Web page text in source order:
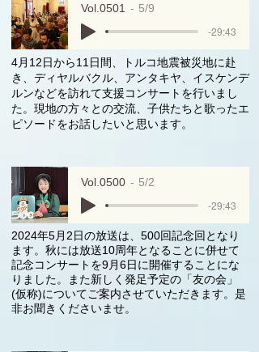
Vol.0501 5/9
-29:43
4月12日から11日間、トルコ地震被災地に赴
き、ディヤルバクル、アンタキヤ、イスケンデ
ルンなどを訪れて支援コンサートを行いまし
た。現地の方々との交流、子供たちと歌ったエ
ピソードをお話したいと思います。
Vol.0500 5/2
-29:43
2024年5月2日の放送は、500回記念回となり
ます。秋には放送10周年となることに併せて
記念コンサートを9月6日に開催することにな
りました。また新しく発足予定の「友の会」
(仮称)についてご案内させていただきます。是
非お聞きくださいませ。